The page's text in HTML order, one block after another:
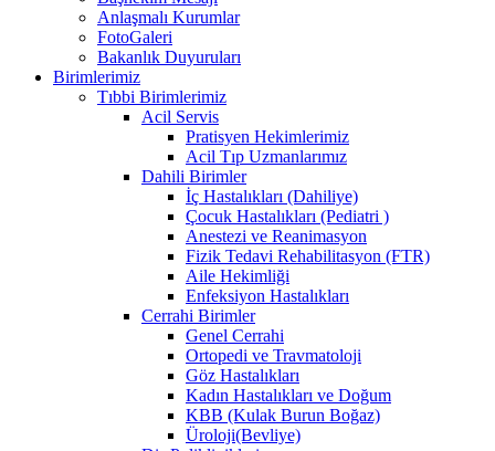
Anlaşmalı Kurumlar
FotoGaleri
Bakanlık Duyuruları
Birimlerimiz
Tıbbi Birimlerimiz
Acil Servis
Pratisyen Hekimlerimiz
Acil Tıp Uzmanlarımız
Dahili Birimler
İç Hastalıkları (Dahiliye)
Çocuk Hastalıkları (Pediatri )
Anestezi ve Reanimasyon
Fizik Tedavi Rehabilitasyon (FTR)
Aile Hekimliği
Enfeksiyon Hastalıkları
Cerrahi Birimler
Genel Cerrahi
Ortopedi ve Travmatoloji
Göz Hastalıkları
Kadın Hastalıkları ve Doğum
KBB (Kulak Burun Boğaz)
Üroloji(Bevliye)